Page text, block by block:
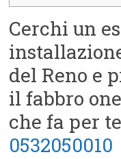
Cerchi un
del Reno e
il fabbro
che fa per
0532050010